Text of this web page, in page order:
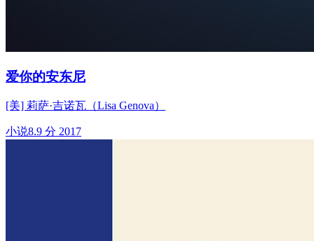
爱你的安东尼
[美] 莉萨·吉诺瓦（Lisa Genova）
小说8.9 分 2017